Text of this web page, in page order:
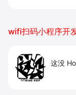
wifi扫码小程序开
这没